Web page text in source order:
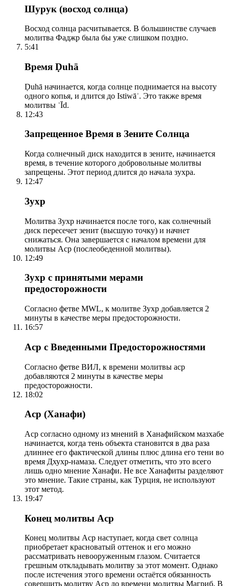
Шурук (восход солнца)
Восход солнца расчитывается. В большинстве случаев
молитва Фаджр была бы уже слишком поздно.
5:41
Время Ḍuhā
Ḍuhā начинается, когда солнце поднимается на высоту
одного копья, и длится до Istiwāʾ. Это также время
молитвы ʿĪd.
12:43
Запрещенное Время в Зените Солнца
Когда солнечный диск находится в зените, начинается
время, в течение которого добровольные молитвы
запрещены. Этот период длится до начала зухра.
12:47
Зухр
Молитва Зухр начинается после того, как солнечный
диск пересечет зенит (высшую точку) и начнет
снижаться. Она завершается с началом времени для
молитвы Аср (послеобеденной молитвы).
12:49
Зухр с принятыми мерами
предосторожности
Согласно фетве MWL, к молитве Зухр добавляется 2
минуты в качестве меры предосторожности.
16:57
Аср с Введенными Предосторожностями
Согласно фетве ВИЛ, к времени молитвы аср
добавляются 2 минуты в качестве меры
предосторожности.
18:02
Аср (Ханафи)
Аср согласно одному из мнений в Ханафийском мазхабе
начинается, когда тень объекта становится в два раза
длиннее его фактической длины плюс длина его тени во
время Дхухр-намаза. Следует отметить, что это всего
лишь одно мнение Ханафи. Не все Ханафиты разделяют
это мнение. Такие страны, как Турция, не используют
этот метод.
19:47
Конец молитвы Аср
Конец молитвы Аср наступает, когда свет солнца
приобретает красноватый оттенок и его можно
рассматривать невооруженным глазом. Считается
грешным откладывать молитву за этот момент. Однако
после истечения этого времени остаётся обязанность
совершить молитву Аср до времени молитвы Магриб. В